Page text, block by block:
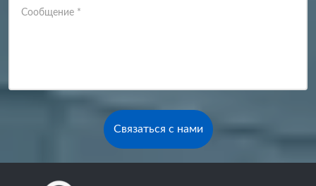
Сообщение *
Связаться с нами